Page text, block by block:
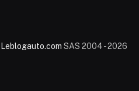
Leblogauto.com SAS 2004 - 2026